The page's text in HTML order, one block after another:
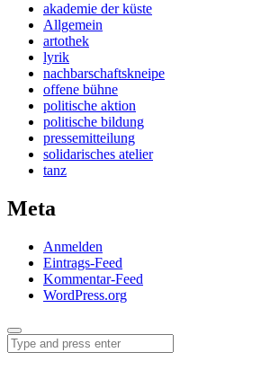
akademie der küste
Allgemein
artothek
lyrik
nachbarschaftskneipe
offene bühne
politische aktion
politische bildung
pressemitteilung
solidarisches atelier
tanz
Meta
Anmelden
Eintrags-Feed
Kommentar-Feed
WordPress.org
Menu
Search